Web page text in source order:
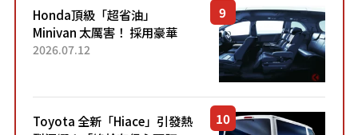
Honda頂級「超省油」
Minivan 太厲害！ 採用豪華
「真皮座椅」與專屬「黑色內
「三...
2026.07.12
Toyota 全新「Hiace」引發熱